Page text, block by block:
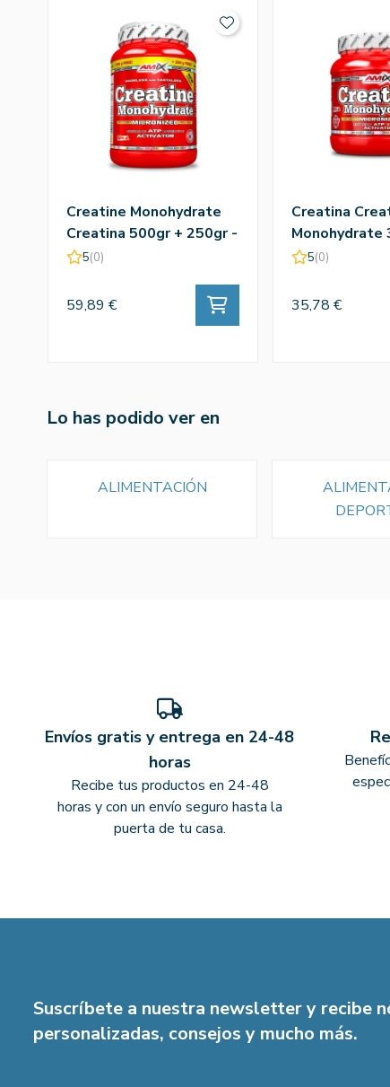
Creatine Monohydrate
Creatina 500gr + 250gr -
Amix
5(0)
59,89 €
Creatina
Monohydrate
Amix
5(0)
35,78 €
Lo has podido ver en
ALIMENTACIÓN
Envíos gratis y entrega en 24-48
horas
Recibe tus productos en 24-48
horas y con un envío seguro hasta la
puerta de tu casa.
Suscríbete a nuestra newsletter y recibe
personalizadas, consejos y mucho más.